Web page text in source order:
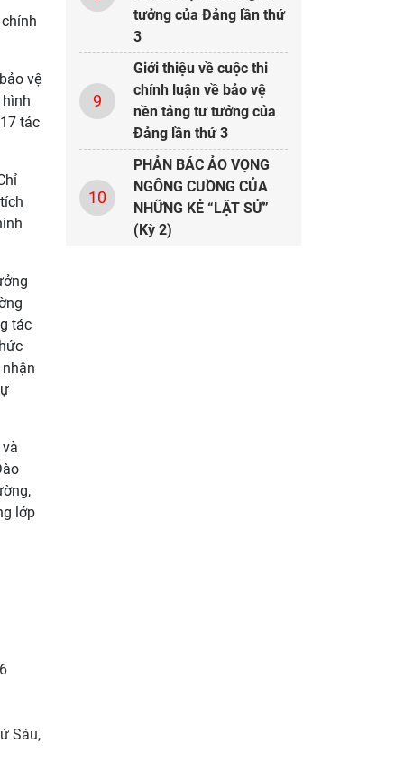
vệ
tác
tác
lớp
Sáu,
tưởng của Đảng lần thứ
3
9
Giới thiệu về cuộc thi
chính luận về bảo vệ
nền tảng tư tưởng của
Đảng lần thứ 3
10
PHẢN BÁC ẢO VỌNG
NGÔNG CUỒNG CỦA
NHỮNG KẺ “LẬT SỬ”
(Kỳ 2)